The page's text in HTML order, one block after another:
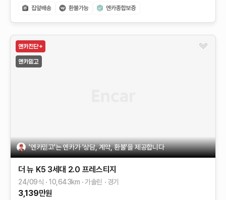
'엔카믿고'는 엔카가 '상담, 계약, 환불'을 제공합니다
더 뉴 K5 3세대 2.0 프레스티지
24/09식 10,643km 가솔린 경기
3,139만원